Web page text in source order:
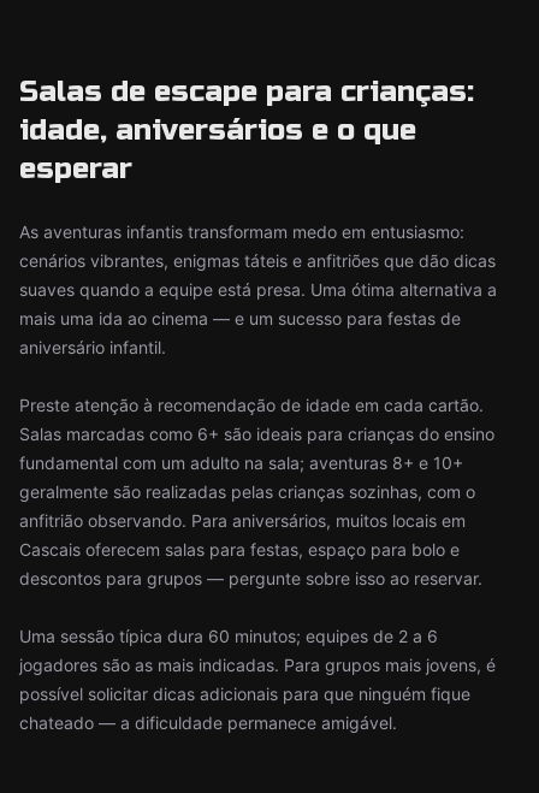
Salas de escape para crianças:
idade, aniversários e o que
esperar
As aventuras infantis transformam medo em entusiasmo:
cenários vibrantes, enigmas táteis e anfitriões que dão dicas
suaves quando a equipe está presa. Uma ótima alternativa a
mais uma ida ao cinema — e um sucesso para festas de
aniversário infantil.
Preste atenção à recomendação de idade em cada cartão.
Salas marcadas como 6+ são ideais para crianças do ensino
fundamental com um adulto na sala; aventuras 8+ e 10+
geralmente são realizadas pelas crianças sozinhas, com o
anfitrião observando. Para aniversários, muitos locais em
Cascais oferecem salas para festas, espaço para bolo e
descontos para grupos — pergunte sobre isso ao reservar.
Uma sessão típica dura 60 minutos; equipes de 2 a 6
jogadores são as mais indicadas. Para grupos mais jovens, é
possível solicitar dicas adicionais para que ninguém fique
chateado — a dificuldade permanece amigável.